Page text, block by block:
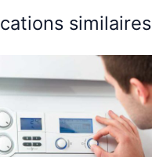
similaires